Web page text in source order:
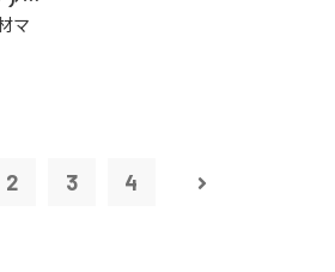
マ
2 3 4